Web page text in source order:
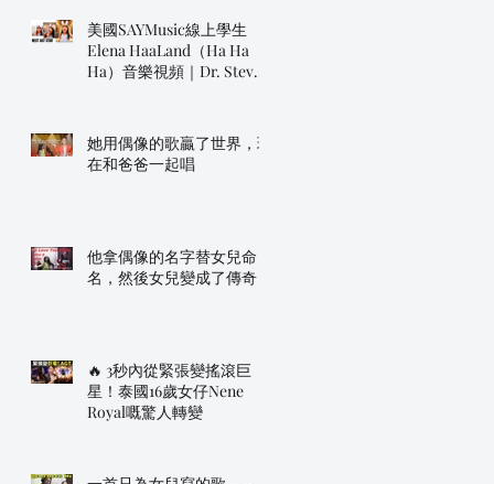
美國SAYMusic線上學生
Elena HaaLand（Ha Ha
Ha）音樂視頻｜Dr. Steve
她用偶像的歌贏了世界，現
在和爸爸一起唱
他拿偶像的名字替女兒命
名，然後女兒變成了傳奇
🔥 3秒內從緊張變搖滾巨
星！泰國16歲女仔Nene
Royal嘅驚人轉變